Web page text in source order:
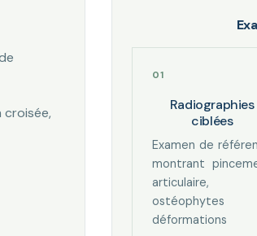
Radiographies
ciblées
Examen de
montrant
articulaire,
ostéophytes
déformations